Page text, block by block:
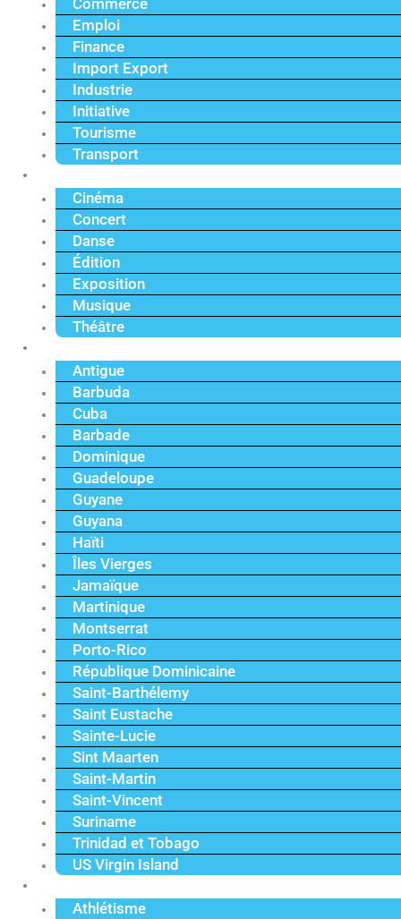
Commerce
Emploi
Finance
Import Export
Industrie
Initiative
Tourisme
Transport
Cinéma
Concert
Danse
Édition
Exposition
Musique
Théâtre
Antigue
Barbuda
Cuba
Barbade
Dominique
Guadeloupe
Guyane
Guyana
Haïti
Îles Vierges
Jamaïque
Martinique
Montserrat
Porto-Rico
République Dominicaine
Saint-Barthélemy
Saint Eustache
Sainte-Lucie
Sint Maarten
Saint-Martin
Saint-Vincent
Suriname
Trinidad et Tobago
US Virgin Island
Athlétisme